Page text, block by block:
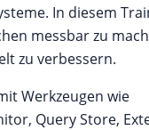
In diesem
messbar zu
zu verbessern.
Werkzeugen wie
Query Store,